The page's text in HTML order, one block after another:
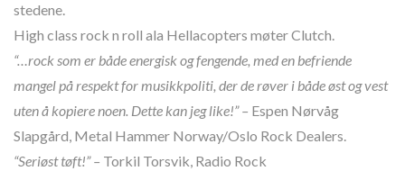
stedene.
High class rock n roll ala Hellacopters møter Clutch.
“…rocksom er både energisk og fengende, med en befriende
mangel på respekt for musikkpoliti, der de røver i både øst og vest
uten å kopiere noen. Dette kan jeg like!” – Espen Nørvåg
Slapgård, Metal Hammer Norway/Oslo Rock Dealers.
“Seriøst tøft!” – Torkil Torsvik, Radio Rock